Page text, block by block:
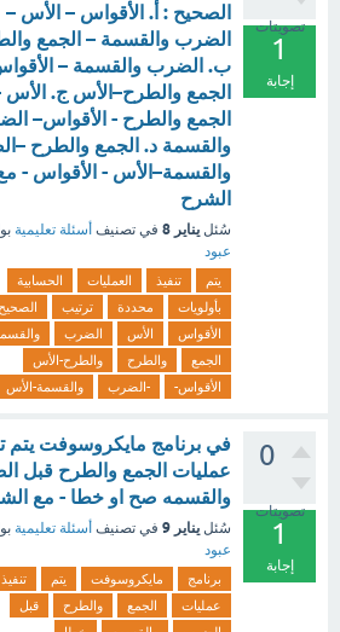
تصويتات
1
إجابة
الصحيح : ‌أ. الأقواس – الأس –
الضرب والقسمة – الجمع
‌ب. الضرب والقسمة –
الجمع والطرح–الأس ‌ج. الأس
الجمع والطرح - الأقواس–
والقسمة ‌د. الجمع والطرح
والقسمة–الأس - الأقواس -
الشرح
سُئل يناير 8 في تصنيف أسئلة تعليمية
عبود
يتم تنفيذ العمليات
الحسابية
بأولويات
محددة ترتيب
الصحيح
الأقواس
الأس الضرب
الجمع
والطرح
والطرح-الأس
الأقواس-
-الضرب والقسمة-الأس
0
تصويتات
1
إجابة
في برنامج مايكروسوفت يتم
عمليات الجمع والطرح قبل
والقسمه صح او خطا - مع
سُئل يناير 9 في تصنيف أسئلة تعليمية
عبود
برنامج مايكروسوفت يتم
تنفيذ
عمليات
الجمع والطرح
قبل